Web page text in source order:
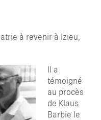
à revenir à Izieu,
Il a
témoigné
au procès
de Klaus
Barbie le